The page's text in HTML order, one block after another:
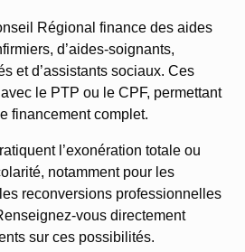
Régional finance des aides
d’aides-soignants,
et d’assistants sociaux. Ces
le PTP ou le CPF, permettant
financement complet.
l’exonération totale ou
notamment pour les
reconversions professionnelles
vous directement
sur ces possibilités.